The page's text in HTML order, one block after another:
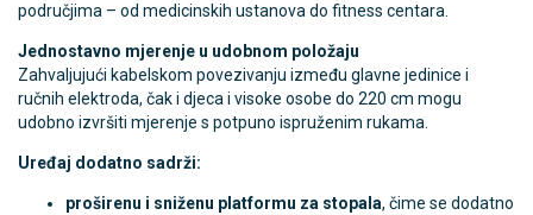
područjima – od medicinskih ustanova do fitness centara.
Jednostavno mjerenje u udobnom položaju
Zahvaljujući kabelskom povezivanju između glavne jedinice i
ručnih elektroda, čak i djeca i visoke osobe do 220 cm mogu
udobno izvršiti mjerenje s potpuno ispruženim rukama.
Uređaj dodatno sadrži:
proširenu i sniženu platformu za stopala, čime se dodatno